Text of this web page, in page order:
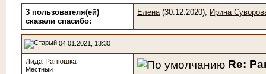
3 пользователя(ей)
сказали cпасибо:
Елена(30.12.2020), Ирина
04.01.2021, 13:30
Лида-Ранюшка
Местный Re: